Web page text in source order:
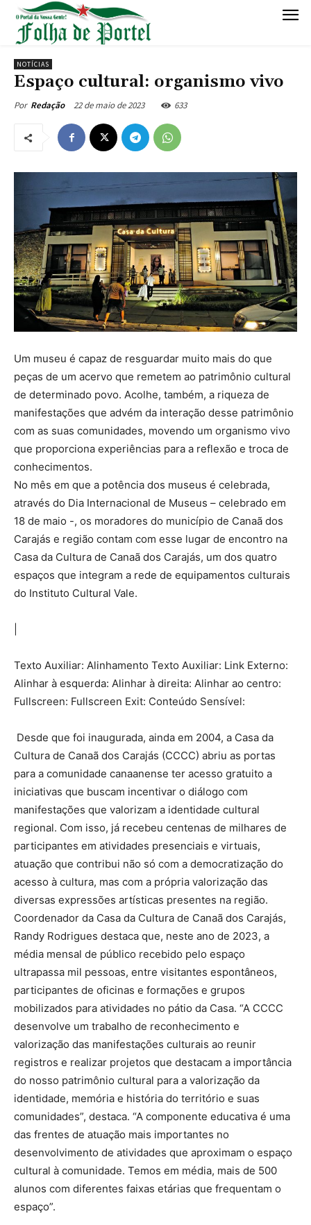
NOTÍCIAS
Espaço cultural: organismo vivo
Por Redação 22 de maio de 2023 633
Um museu é capaz de resguardar muito mais do que
peças de um acervo que remetem ao patrimônio cultural
de determinado povo. Acolhe, também, a riqueza de
manifestações que advém da interação desse patrimônio
com as suas comunidades, movendo um organismo vivo
que proporciona experiências para a reflexão e troca de
conhecimentos.
No mês em que a potência dos museus é celebrada,
através do Dia Internacional de Museus – celebrado em
18 de maio -, os moradores do município de Canaã dos
Carajás e região contam com esse lugar de encontro na
Casa da Cultura de Canaã dos Carajás, um dos quatro
espaços que integram a rede de equipamentos culturais
do Instituto Cultural Vale.
Texto Auxiliar: Alinhamento Texto Auxiliar: Link Externo:
Alinhar à esquerda: Alinhar à direita: Alinhar ao centro:
Fullscreen: Fullscreen Exit: Conteúdo Sensível:
Desde que foi inaugurada, ainda em 2004, a Casa da
Cultura de Canaã dos Carajás (CCCC) abriu as portas
para a comunidade canaanense ter acesso gratuito a
iniciativas que buscam incentivar o diálogo com
manifestações que valorizam a identidade cultural
regional. Com isso, já recebeu centenas de milhares de
participantes em atividades presenciais e virtuais,
atuação que contribui não só com a democratização do
acesso à cultura, mas com a própria valorização das
diversas expressões artísticas presentes na região.
Coordenador da Casa da Cultura de Canaã dos Carajás,
Randy Rodrigues destaca que, neste ano de 2023, a
média mensal de público recebido pelo espaço
ultrapassa mil pessoas, entre visitantes espontâneos,
participantes de oficinas e formações e grupos
mobilizados para atividades no pátio da Casa. “A CCCC
desenvolve um trabalho de reconhecimento e
valorização das manifestações culturais ao reunir
registros e realizar projetos que destacam a importância
do nosso patrimônio cultural para a valorização da
identidade, memória e história do território e suas
comunidades”, destaca. “A componente educativa é uma
das frentes de atuação mais importantes no
desenvolvimento de atividades que aproximam o espaço
cultural à comunidade. Temos em média, mais de 500
alunos com diferentes faixas etárias que frequentam o
espaço”.